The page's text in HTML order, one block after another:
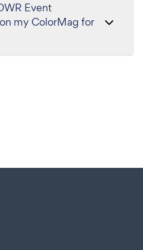
Event
my ColorMag for